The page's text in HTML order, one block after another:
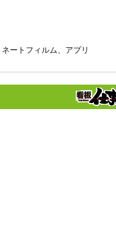
ートフィルム、アプリ